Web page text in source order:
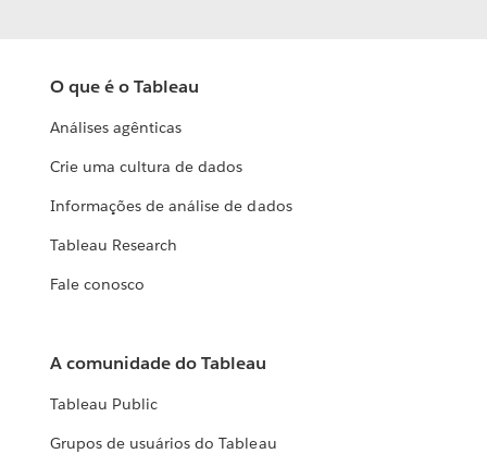
O que é o Tableau
Análises agênticas
Crie uma cultura de dados
Informações de análise de dados
Tableau Research
Fale conosco
A comunidade do Tableau
Tableau Public
Grupos de usuários do Tableau